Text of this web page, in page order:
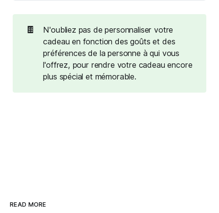
🍫
N'oubliez pas de personnaliser votre
cadeau en fonction des goûts et des
préférences de la personne à qui vous
l'offrez, pour rendre votre cadeau encore
plus spécial et mémorable.
READ MORE